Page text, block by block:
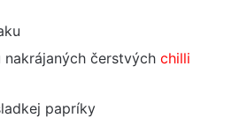
nakrájaných čerstvých chilli
papríky